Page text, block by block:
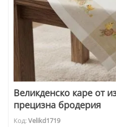
Великденско каре от
прецизна бродерия
Код:Velikd1719